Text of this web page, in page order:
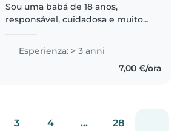
Sou uma babá de 18 anos,
responsável, cuidadosa e muito
experiência cuidando de
crianças de todas as idades,
desde bebês até adolescentes.
Esperienza: > 3 anni
7,00 €/ora
3 4 ... 28